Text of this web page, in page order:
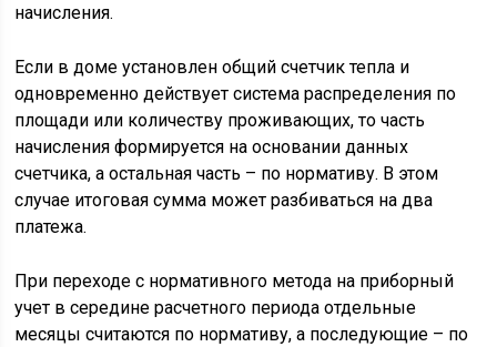
начисления.
Если в доме установлен общий счетчик тепла и
одновременно действует система распределения по
площади или количеству проживающих, то часть
начисления формируется на основании данных
счетчика, а остальная часть – по нормативу. В этом
случае итоговая сумма может разбиваться на два
платежа.
При переходе с нормативного метода на приборный
учет в середине расчетного периода отдельные
месяцы считаются по нормативу, а последующие – по